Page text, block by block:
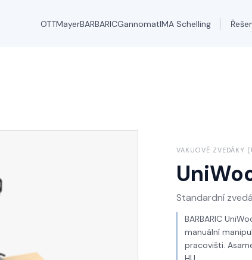
OTTMayerBARBARICGannomatIMA Schelling
VAKUOVÉ ZVEDÁKY
Standardní
BARBARIC
manuální
pracovišti.